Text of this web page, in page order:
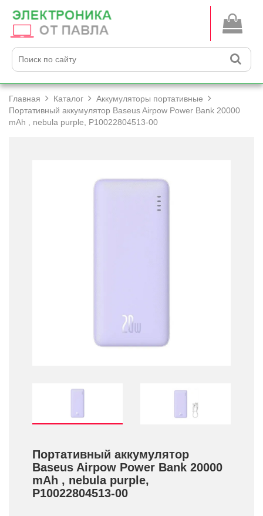
Главная Каталог
Аккумуляторы портативные
Портативный аккумулятор Baseus Airpow Power Bank 20000
mAh , nebula purple, P10022804513-00
Портативный аккумулятор
Baseus Airpow Power Bank 20000
mAh , nebula purple,
P10022804513-00